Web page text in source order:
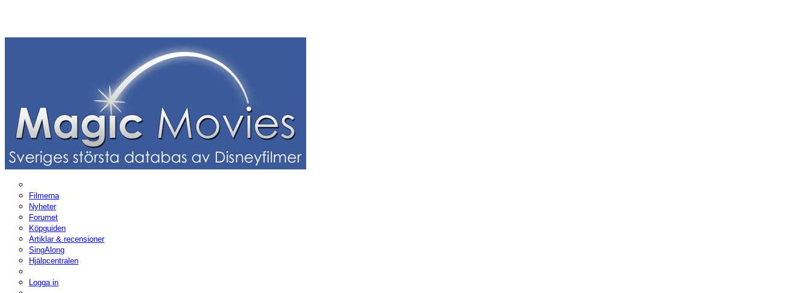
Filmerna
Nyheter
Forumet
Köpguiden
Artiklar & recensioner
SingAlong
Hjälpcentralen
Logga in